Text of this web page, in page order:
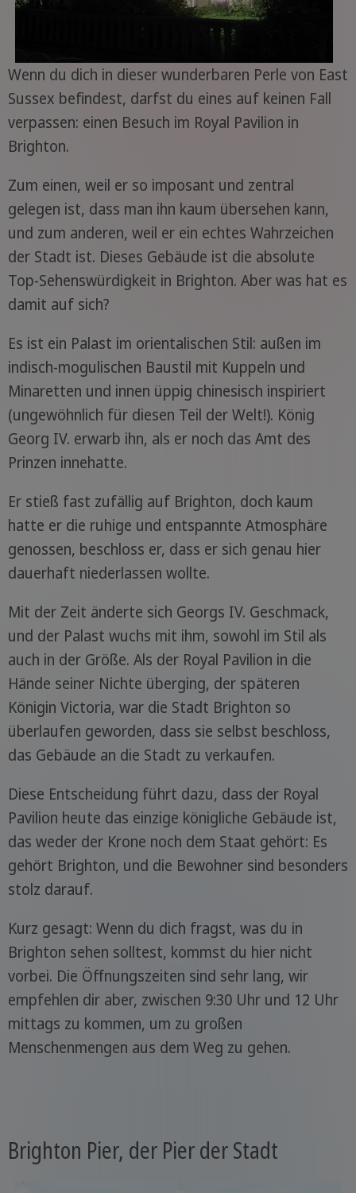
Wenn du dich in dieser wunderbaren Perle von East
Sussex befindest, darfst du eines auf keinen Fall
verpassen: einen Besuch im Royal Pavilion in
Brighton.
Zum einen, weil er so imposant und zentral
gelegen ist, dass man ihn kaum übersehen kann,
und zum anderen, weil er ein echtes Wahrzeichen
der Stadt ist. Dieses Gebäude ist die absolute
Top-Sehenswürdigkeit in Brighton. Aber was hat es
damit auf sich?
Es ist ein Palast im orientalischen Stil: außen im
indisch-mogulischen Baustil mit Kuppeln und
Minaretten und innen üppig chinesisch inspiriert
(ungewöhnlich für diesen Teil der Welt!). König
Georg IV. erwarb ihn, als er noch das Amt des
Prinzen innehatte.
Er stieß fast zufällig auf Brighton, doch kaum
hatte er die ruhige und entspannte Atmosphäre
genossen, beschloss er, dass er sich genau hier
dauerhaft niederlassen wollte.
Mit der Zeit änderte sich Georgs IV. Geschmack,
und der Palast wuchs mit ihm, sowohl im Stil als
auch in der Größe. Als der Royal Pavilion in die
Hände seiner Nichte überging, der späteren
Königin Victoria, war die Stadt Brighton so
überlaufen geworden, dass sie selbst beschloss,
das Gebäude an die Stadt zu verkaufen.
Diese Entscheidung führt dazu, dass der Royal
Pavilion heute das einzige königliche Gebäude ist,
das weder der Krone noch dem Staat gehört: Es
gehört Brighton, und die Bewohner sind besonders
stolz darauf.
Kurz gesagt: Wenn du dich fragst, was du in
Brighton sehen solltest, kommst du hier nicht
vorbei. Die Öffnungszeiten sind sehr lang, wir
empfehlen dir aber, zwischen 9:30 Uhr und 12 Uhr
mittags zu kommen, um zu großen
Menschenmengen aus dem Weg zu gehen.
Brighton Pier, der Pier der Stadt